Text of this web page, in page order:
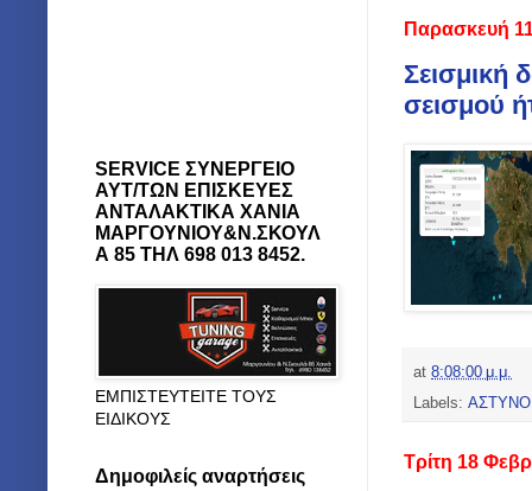
Παρασκευή
Σεισμική
σεισμού
at 8:08:00 μ.μ.
Labels:
Τρίτη 18
SERVICE ΣΥΝΕΡΓΕΙΟ
ΑΥΤ/ΤΩΝ ΕΠΙΣΚΕΥΕΣ
ΑΝΤΑΛΑΚΤΙΚΑ ΧΑΝΙΑ
ΜΑΡΓΟΥΝΙΟΥ&Ν.ΣΚΟΥΛ
Α 85 ΤΗΛ 698 013 8452.
ΕΜΠΙΣΤΕΥΤΕΙΤΕ ΤΟΥΣ
ΕΙΔΙΚΟΥΣ
Δημοφιλείς αναρτήσεις